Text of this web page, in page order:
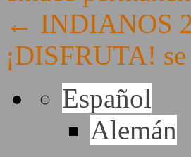
← INDIANOS
¡DISFRUTA!
Español
Alemán